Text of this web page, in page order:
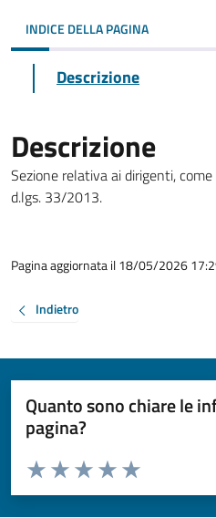
INDICE DELLA PAGINA
Descrizione
Descrizione
Sezione relativa ai dirigenti,
d.lgs. 33/2013.
Pagina aggiornata il 18/05/2026
Indietro
Quanto sono chiare le
pagina?
Valuta da 1 a 5 stelle la pagina
Valuta 5 stelle
Valuta 4 stelle su 5
Valuta 3 stelle su 5
Valuta 2 stelle su 5
Valuta 1 stelle su 5